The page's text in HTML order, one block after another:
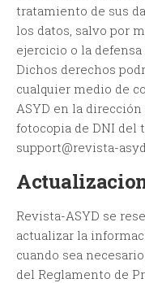
tratamiento de sus
los datos, salvo por
ejercicio o la
Dichos derechos
cualquier medio de
ASYD en la
fotocopia de DNI del
support@revista-
Revista-ASYD se
actualizar la
cuando sea
del Reglamento de